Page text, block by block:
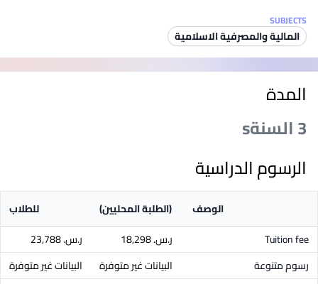
SUBJECTS
المالية والمصرفية الاسلامية‎
المدة
3 السنةs
الرسوم الدراسية
الوصف (الطلبة المحليين)
للطلاب
Tuition fee
ر.س.‏ 18,298
ر.س.‏ 23,788
رسوم متنوعة
البيانات غير متوفرة البيانات غير متوفرة